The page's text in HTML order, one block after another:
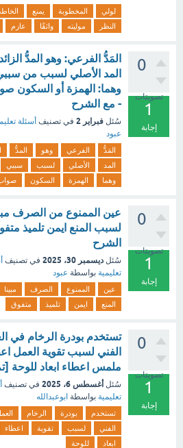
لولي المخطوبة يمنع
النظر
موليته واثقًا عازم
0
تصويتات
1
إجابة
المَدُّ الفرعي: وهو المدُّ
المد الأصلي لسبب من
وهما: الهمزة أو السكون
- مع الشرح
سُئل فبراير 2 في تصنيف أسئلة
عبود
المَدُّ الفرعي وهو المدُّ
المد
الأصلي لسبب سببي
وهما
الهمزة السكون
0
تصويتات
1
إجابة
عين الممنوع من الصرف
لسبب المنع ايمن تلميذ
الشرح
سُئل ديسمبر 30، 2025 في تصنيف
تعليمية بواسطة عبود
عين الممنوع الصرف مبينا
المنع
ايمن تلميذ متفوق
0
تصويتات
1
إجابة
تستخدم بودرة الرخام في
الفني لسبب تقوية العمل
ملمس اعطاء ابعاد للوحة
سُئل أغسطس 6، 2025 في تصنيف
تعليمية بواسطة ابوعبدالله
تستخدم بودرة الرخام
الفني
لسبب تقوية اعطاء
ابعاد
للوحة